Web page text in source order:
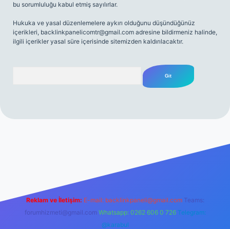
bu sorumluluğu kabul etmiş sayılırlar.
Hukuka ve yasal düzenlemelere aykırı olduğunu düşündüğünüz
içerikleri, backlinkpanelicomtr@gmail.com adresine bildirmeniz halinde,
ilgili içerikler yasal süre içerisinde sitemizden kaldırılacaktır.
Reklam ve İletişim: E-mail: backlinkpaneli@gmail.com Teams:
forumhizmeti@gmail.com Whatsapp: 0262 606 0 726 Telegram:
@karabul